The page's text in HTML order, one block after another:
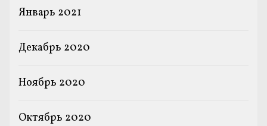
Январь 2021
Декабрь 2020
Ноябрь 2020
Октябрь 2020